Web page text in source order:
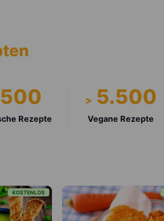
Rezepte
> 5.500
Vegane Rezepte
KOSTENLOS